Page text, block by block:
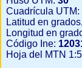
Cuadrícula UTM:
Latitud en
Longitud en
Código Ine:
Hoja del MTN